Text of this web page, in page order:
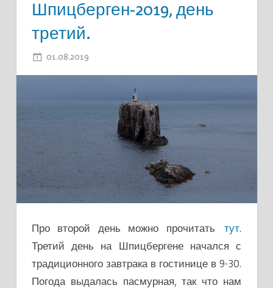
Шпицберген-2019, день
третий.
01.08.2019
Про второй день можно прочитать тут.
Третий день на Шпицбергене начался с
традиционного завтрака в гостинице в 9-30.
Погода выдалась пасмурная, так что нам